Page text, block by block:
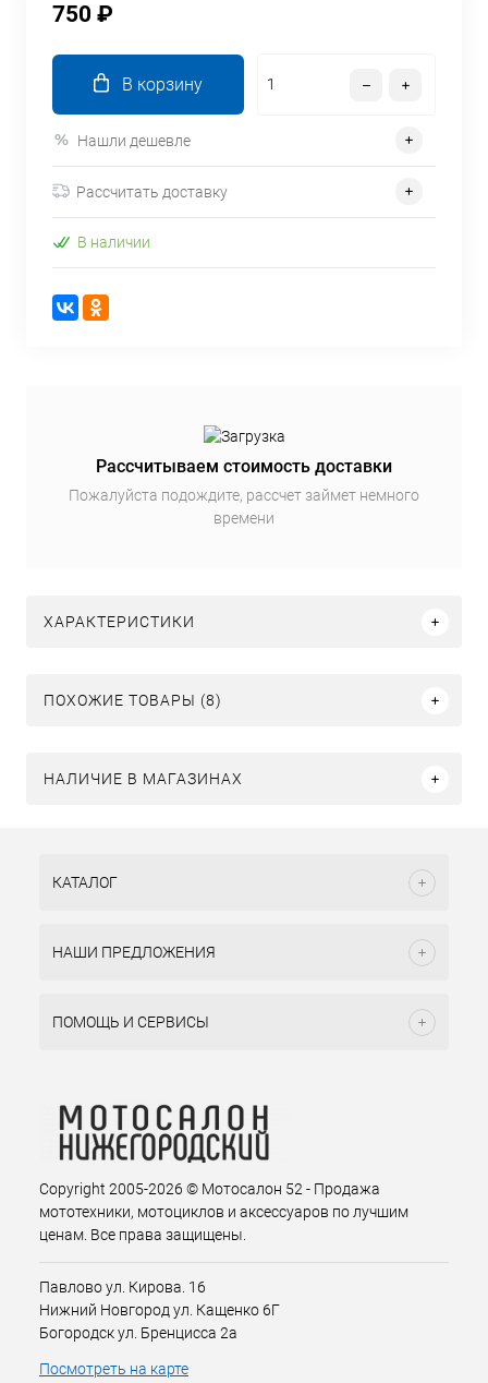
750 ₽
В корзину
Нашли дешевле
Рассчитать доставку
В наличии
Рассчитываем стоимость доставки
Пожалуйста подождите, рассчет займет немного
времени
ХАРАКТЕРИСТИКИ
ПОХОЖИЕ ТОВАРЫ (8)
НАЛИЧИЕ В МАГАЗИНАХ
КАТАЛОГ
НАШИ ПРЕДЛОЖЕНИЯ
ПОМОЩЬ И СЕРВИСЫ
Copyright 2005-2026 © Мотосалон 52 - Продажа
мототехники, мотоциклов и аксессуаров по лучшим
ценам. Все права защищены.
Павлово ул. Кирова. 16
Нижний Новгород ул. Кащенко 6Г
Богородск ул. Бренцисса 2а
Посмотреть на карте